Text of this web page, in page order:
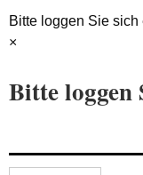
Bitte loggen Sie sich
×
Bitte loggen